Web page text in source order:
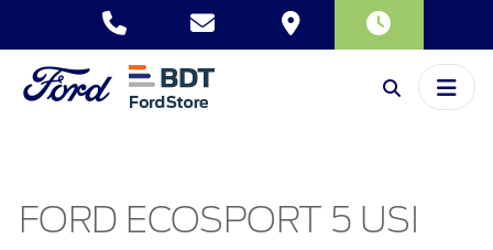
FORD ECOSPORT 5 USI